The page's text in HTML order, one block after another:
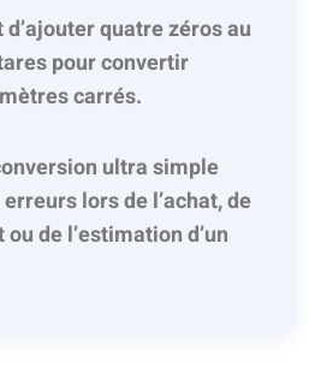
quatre zéros au
pour convertir
carrés.
ultra simple
lors de l’achat, de
de l’estimation d’un